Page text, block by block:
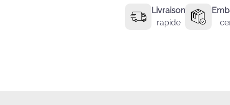
Livraison
rapide